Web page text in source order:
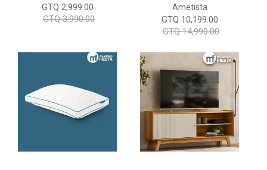
GTQ 2,999.00
GTQ 3,990.00
Ametista
GTQ 10,199.00
GTQ 14,990.00